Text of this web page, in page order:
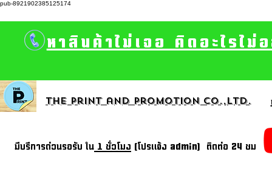
pub-8921902385125174
หาสินค้าไม่เจอ คิดอะไรไ
The print and promotion CO.,Ltd.
มีบรีการด่วนรอรับ ใน 1 ชั่วโมง (โปรแจ้ง admin) ติดต่อ 24 ชม